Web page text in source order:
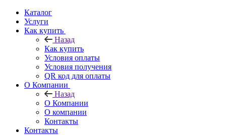
Каталог
Услуги
Как купить
Назад
Как купить
Условия оплаты
Условия получения
QR код для оплаты
О Компании
Назад
О Компании
О компании
Контакты
Контакты